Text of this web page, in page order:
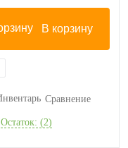
В корзину
Сравнение
Остаток: (2)